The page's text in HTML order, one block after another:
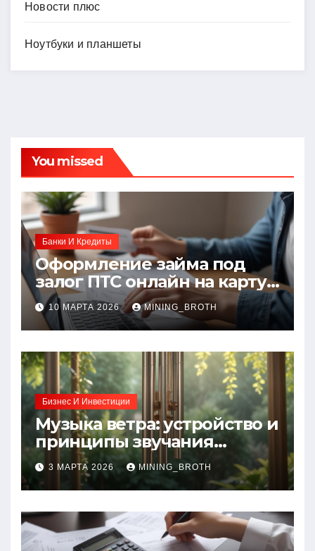
Новости плюс
Ноутбуки и планшеты
You missed
Банки И Кредиты
Оформление займа под
залог ПТС онлайн на карту
без визита в офис: порядок,
требования и документы
10 МАРТА 2026 MINING_BROTH
Бизнес И Инвестиции
Музыка ветра: устройство и
принципы звучания
колокольчиков
3 МАРТА 2026 MINING_BROTH